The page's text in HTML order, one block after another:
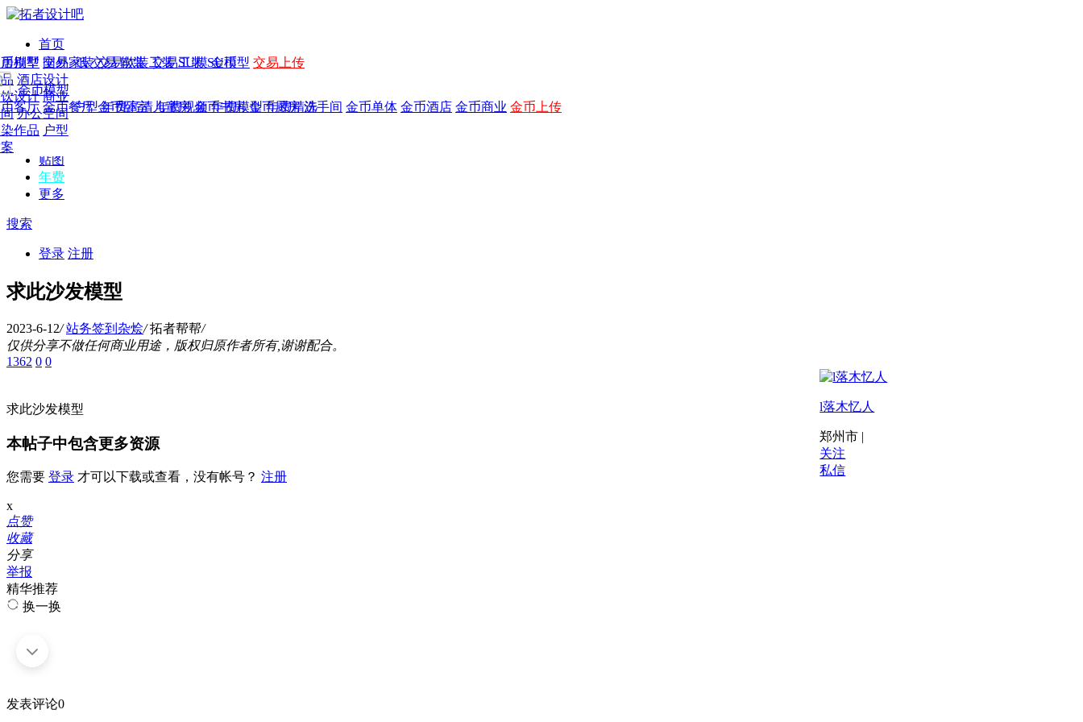
首页
发现
年费 作品 图纸 交易 软装 工装 SU模 金币
年费版块
费图纸 年费户型 年费高清 年费视频 年费模型 年费精选
作品
别墅 国外
酒店设计
设计 商业
办公空间
作品 户型
模型
模型 交易家装 交易软装 交易工装 SU模型 交易上传
金币模型
客厅 金币餐厅 金币卧室 儿童房 金币书房 金币厨房 洗手间 金币单体 金币酒店 金币商业 金币上传
CAD
概念
贴图
年费
更多
搜索
登录 注册
求此沙发模型
2023-6-12/ 站务签到杂烩/ 拓者帮帮/
仅供分享不做任何商业用途，版权归原作者所有,谢谢配合。
1362 0 0
l落木忆人
郑州市 |
关注
私信
求此沙发模型
本帖子中包含更多资源
您需要 登录 才可以下载或查看，没有帐号？ 注册
x
点赞
收藏
分享
举报
精华推荐
换一换
发表评论0